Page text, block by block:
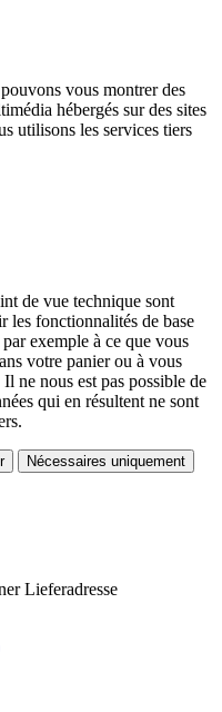
vous montrer des
hébergés sur des sites
utilisons les services tiers
de vue technique sont
les fonctionnalités de base
exemple à ce que vous
votre panier ou à vous
ne nous est pas possible de
qui en résultent ne sont
Nécessaires uniquement
Lieferadresse